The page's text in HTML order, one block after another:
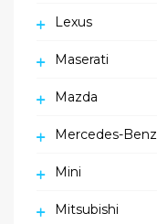
Lexus
Maserati
Mazda
Mercedes-Benz
Mini
Mitsubishi